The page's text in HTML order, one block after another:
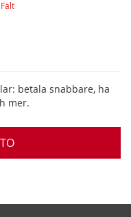
betala snabbare, ha
mer.